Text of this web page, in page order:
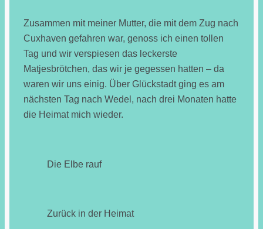
Zusammen mit meiner Mutter, die mit dem Zug nach
Cuxhaven gefahren war, genoss ich einen tollen
Tag und wir verspiesen das leckerste
Matjesbrötchen, das wir je gegessen hatten – da
waren wir uns einig. Über Glückstadt ging es am
nächsten Tag nach Wedel, nach drei Monaten hatte
die Heimat mich wieder.
Die Elbe rauf
Zurück in der Heimat